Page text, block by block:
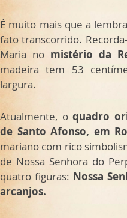
É muito mais que a
fato transcorrido.
Maria nomistério da
madeira tem 53
largura.
Atualmente, oquadro
de Santo Afonso, em
mariano com rico
de Nossa Senhora do
quatro figuras: Nossa
arcanjos.